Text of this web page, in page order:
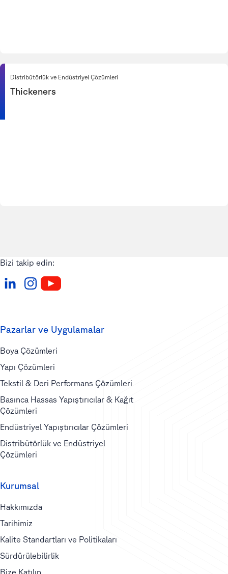
Distribütörlük ve Endüstriyel Çözümleri
Thickeners
Bizi takip edin:
Pazarlar ve Uygulamalar
Boya Çözümleri
Yapı Çözümleri
Tekstil & Deri Performans Çözümleri
Basınca Hassas Yapıştırıcılar & Kağıt
Çözümleri
Endüstriyel Yapıştırıcılar Çözümleri
Distribütörlük ve Endüstriyel
Çözümleri
Kurumsal
Hakkımızda
Tarihimiz
Kalite Standartları ve Politikaları
Sürdürülebilirlik
Bize Katılın